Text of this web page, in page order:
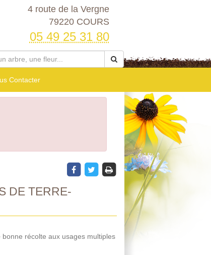
4 route de la Vergne
79220 COURS
05 49 25 31 80
Contacter
DE TERRE-
récolte aux usages multiples